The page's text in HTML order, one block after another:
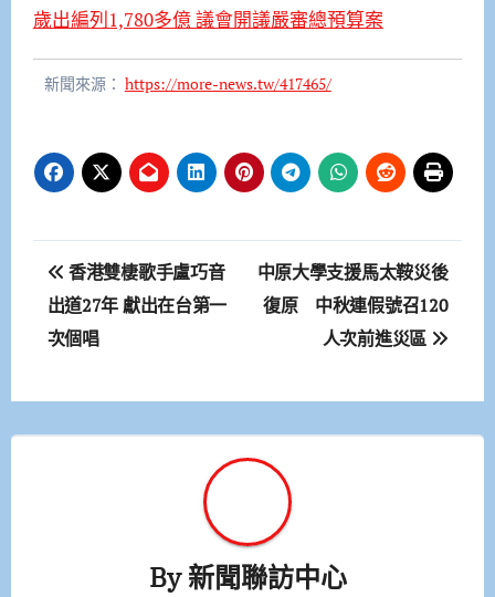
歲出編列1,780多億 議會開議嚴審總預算案
新聞來源： https://more-news.tw/417465/
文
章
導
覽
香港雙棲歌手盧巧音
出道27年 獻出在台第一
次個唱
中原大學支援馬太鞍災後
復原 中秋連假號召120
人次前進災區
By新聞聯訪中心